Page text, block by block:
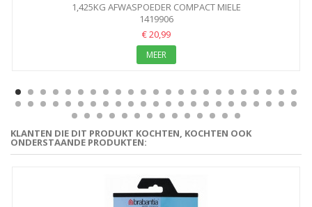
1,425KG AFWASPOEDER COMPACT MIELE
1419906
€ 20,99
MEER
KLANTEN DIE DIT PRODUKT KOCHTEN, KOCHTEN OOK
ONDERSTAANDE PRODUKTEN: